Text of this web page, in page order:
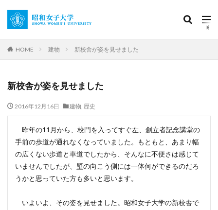
HOME 建物 新校舎が姿を見せました
新校舎が姿を見せました
2016年12月16日 建物, 歴史
昨年の11月から、校門を入ってすぐ左、創立者記念講堂の
手前の歩道が通れなくなっていました。もともと、あまり幅
の広くない歩道と車道でしたから、そんなに不便さは感じて
いませんでしたが、壁の向こう側には一体何ができるのだろ
うかと思っていた方も多いと思います。
いよいよ、その姿を見せました。昭和女子大学の新校舎で